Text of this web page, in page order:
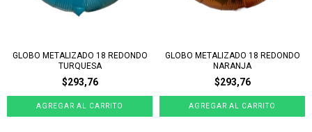
GLOBO METALIZADO 18 REDONDO
TURQUESA
$293,76
GLOBO METALIZADO 18 REDONDO
NARANJA
$293,76